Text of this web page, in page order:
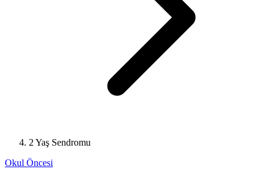
2 Yaş Sendromu
Okul Öncesi